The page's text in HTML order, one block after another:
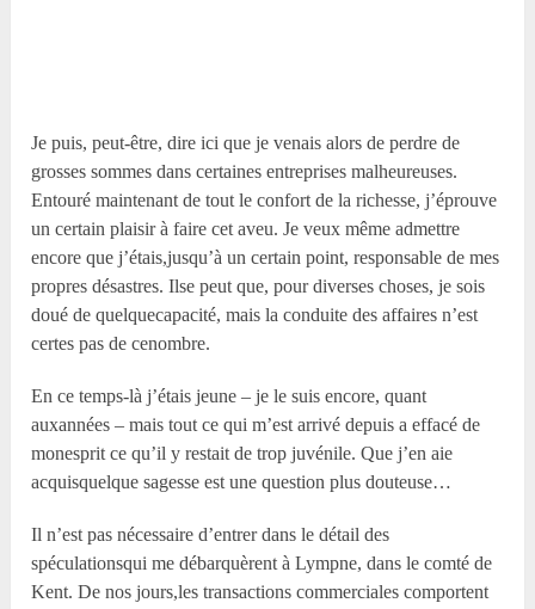
Je puis, peut-être, dire ici que je venais alors de perdre de
grosses sommes dans certaines entreprises malheureuses.
Entouré maintenant de tout le confort de la richesse, j’éprouve
un certain plaisir à faire cet aveu. Je veux même admettre
encore que j’étais,jusqu’à un certain point, responsable de mes
propres désastres. Ilse peut que, pour diverses choses, je sois
doué de quelquecapacité, mais la conduite des affaires n’est
certes pas de cenombre.
En ce temps-là j’étais jeune – je le suis encore, quant
auxannées – mais tout ce qui m’est arrivé depuis a effacé de
monesprit ce qu’il y restait de trop juvénile. Que j’en aie
acquisquelque sagesse est une question plus douteuse…
Il n’est pas nécessaire d’entrer dans le détail des
spéculationsqui me débarquèrent à Lympne, dans le comté de
Kent. De nos jours,les transactions commerciales comportent